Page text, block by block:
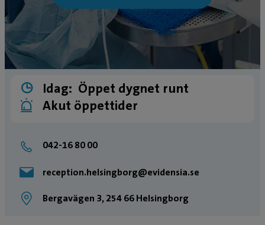
Idag: Öppet dygnet runt
Akut öppettider
042-16 80 00
reception.helsingborg@evidensia.se
Bergavägen 3, 254 66 Helsingborg